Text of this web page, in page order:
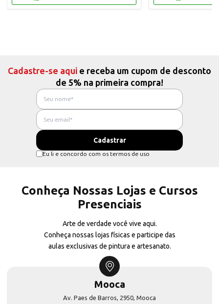
Cadastre-se aqui e receba um cupom de desconto
de 5% na primeira compra!
Eu li e concordo com os termos de uso
Conheça Nossas Lojas e Cursos
Presenciais
Arte de verdade você vive aqui.
Conheça nossas lojas físicas e participe das
aulas exclusivas de pintura e artesanato.
Mooca
Av. Paes de Barros, 2950, Mooca